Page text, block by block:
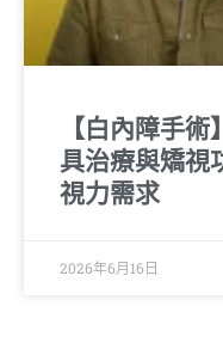
【白內障手
具治療與矯
視力需求
2026年6月16日